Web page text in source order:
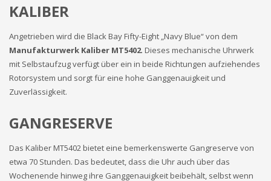
KALIBER
Angetrieben wird die Black Bay Fifty-Eight „Navy Blue“ von dem
Manufakturwerk Kaliber MT5402. Dieses mechanische Uhrwerk
mit Selbstaufzug verfügt über ein in beide Richtungen aufziehendes
Rotorsystem und sorgt für eine hohe Ganggenauigkeit und
Zuverlässigkeit.
GANGRESERVE
Das Kaliber MT5402 bietet eine bemerkenswerte Gangreserve von
etwa 70 Stunden. Das bedeutet, dass die Uhr auch über das
Wochenende hinweg ihre Ganggenauigkeit beibehält, selbst wenn